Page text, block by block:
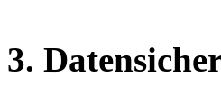
3.